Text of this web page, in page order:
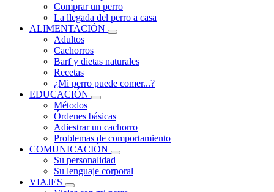
Comprar un perro
La llegada del perro a casa
ALIMENTACIÓN
Adultos
Cachorros
Barf y dietas naturales
Recetas
¿Mi perro puede comer...?
EDUCACIÓN
Métodos
Órdenes básicas
Adiestrar un cachorro
Problemas de comportamiento
COMUNICACIÓN
Su personalidad
Su lenguaje corporal
VIAJES